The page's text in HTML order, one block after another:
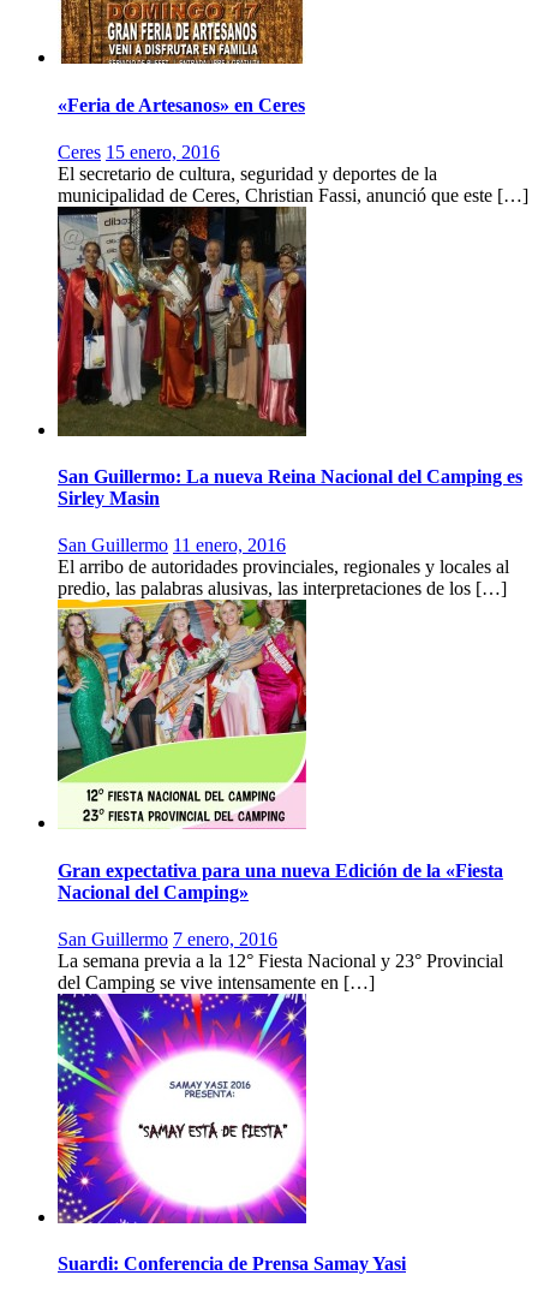
«Feria de Artesanos» en Ceres
Ceres 15 enero, 2016
El secretario de cultura, seguridad y deportes de la
municipalidad de Ceres, Christian Fassi, anunció que este […]
San Guillermo: La nueva Reina Nacional del Camping es
Sirley Masin
San Guillermo 11 enero, 2016
El arribo de autoridades provinciales, regionales y locales al
predio, las palabras alusivas, las interpretaciones de los […]
Gran expectativa para una nueva Edición de la «Fiesta
Nacional del Camping»
San Guillermo 7 enero, 2016
La semana previa a la 12° Fiesta Nacional y 23° Provincial
del Camping se vive intensamente en […]
Suardi: Conferencia de Prensa Samay Yasi